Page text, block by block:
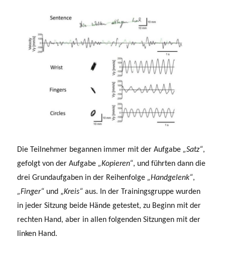
Die Teilnehmer begannen immer mit der Aufgabe „Satz“,
gefolgt von der Aufgabe „Kopieren“, und führten dann die
drei Grundaufgaben in der Reihenfolge „Handgelenk“,
„Finger“ und „Kreis“aus. In der Trainingsgruppe wurden
in jeder Sitzung beide Hände getestet, zu Beginn mit der
rechten Hand, aber in allen folgenden Sitzungen mit der
linken Hand.